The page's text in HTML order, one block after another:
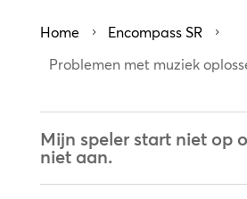
Home 5 Encompass SR 5
Problemen met muziek
Mijn speler start niet op
niet aan.